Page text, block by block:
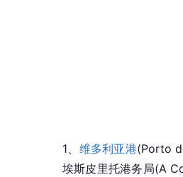
1、 维多利亚港(Porto
埃斯皮里托港务局(A